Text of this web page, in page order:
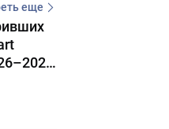
еще